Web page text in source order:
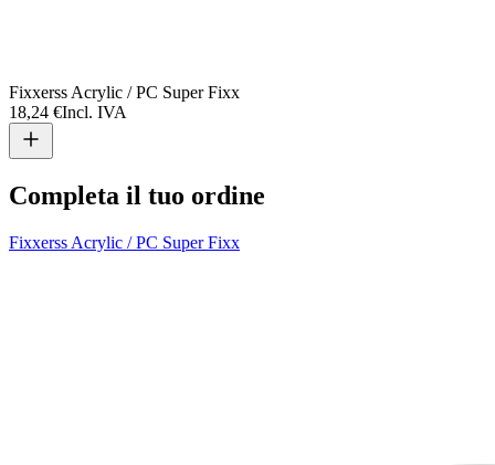
Fixxerss Acrylic / PC Super Fixx
18,24 €Incl. IVA
Completa il tuo ordine
Fixxerss Acrylic / PC Super Fixx